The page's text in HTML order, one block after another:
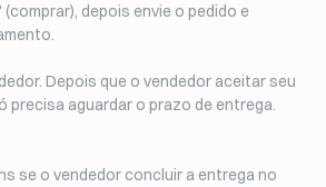
(comprar), depois envie o pedido e
Depois que o vendedor aceitar seu
precisa aguardar o prazo de entrega.
se o vendedor concluir a entrega no